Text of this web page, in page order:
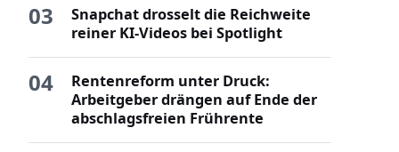
03
Snapchat drosselt die Reichweite
reiner KI-Videos bei Spotlight
04
Rentenreform unter Druck:
Arbeitgeber drängen auf Ende der
abschlagsfreien Frührente